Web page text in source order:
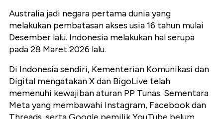
Australia jadi negara pertama dunia yang
melakukan pembatasan akses usia 16 tahun mulai
Desember lalu. Indonesia melakukan hal serupa
pada 28 Maret 2026 lalu.
Di Indonesia sendiri, Kementerian Komunikasi dan
Digital mengatakan X dan BigoLive telah
memenuhi kewajiban aturan PP Tunas. Sementara
Meta yang membawahi Instagram, Facebook dan